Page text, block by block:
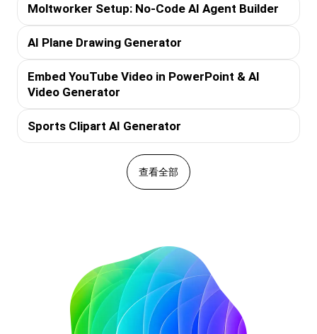
Moltworker Setup: No-Code AI Agent Builder
AI Plane Drawing Generator
Embed YouTube Video in PowerPoint & AI
Video Generator
Sports Clipart AI Generator
查看全部